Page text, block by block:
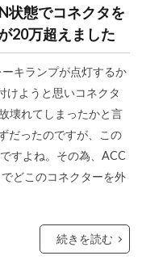
状態でコネクタを
20万超えました
キランプが点灯するか
けようと思いコネクタ
壊れてしまったかと言
だったのですが、この
すよね。その為、ACC
どこのコネクターを外
続きを読む